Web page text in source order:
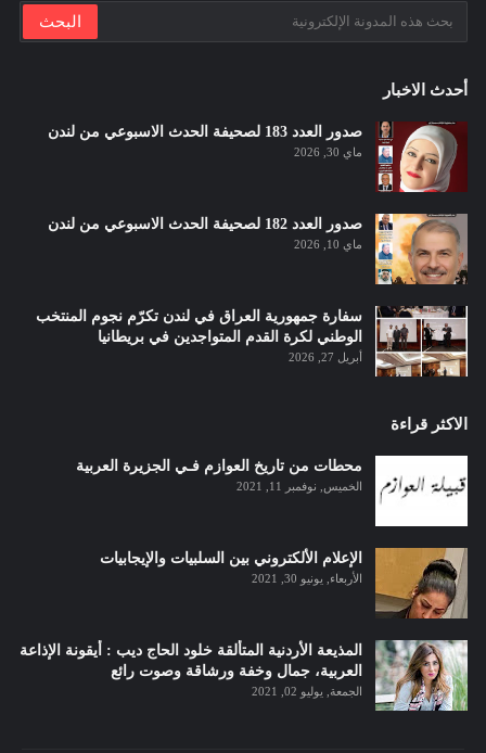
أحدث الاخبار
صدور العدد 183 لصحيفة الحدث الاسبوعي من لندن
ماي 30, 2026
صدور العدد 182 لصحيفة الحدث الاسبوعي من لندن
ماي 10, 2026
سفارة جمهورية العراق في لندن تكرّم نجوم المنتخب
الوطني لكرة القدم المتواجدين في بريطانيا
أبريل 27, 2026
الاكثر قراءة
محطات من تاريخ العوازم فـي الجزيرة العربية
الخميس, نوفمبر 11, 2021
الإعلام الألكتروني بين السلبيات والإيجابيات
الأربعاء, يونيو 30, 2021
المذيعة الأردنية المتألقة خلود الحاج ديب : أيقونة الإذاعة
العربية، جمال وخفة ورشاقة وصوت رائع
الجمعة, يوليو 02, 2021